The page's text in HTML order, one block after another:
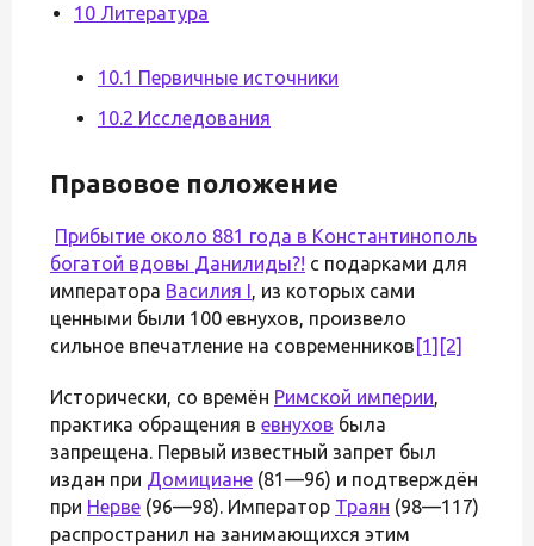
10 Литература
10.1 Первичные источники
10.2 Исследования
Правовое положение
Прибытие около 881 года в Константинополь
богатой вдовы Данилиды?! с подарками для
императора Василия I, из которых сами
ценными были 100 евнухов, произвело
сильное впечатление на современников [1] [2]
Исторически, со времён Римской империи,
практика обращения в евнухов была
запрещена. Первый известный запрет был
издан при Домициане (81—96) и подтверждён
при Нерве (96—98). Император Траян (98—117)
распространил на занимающихся этим